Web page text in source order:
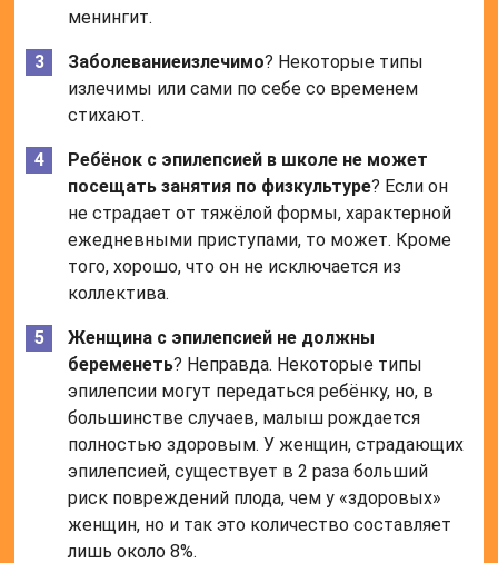
менингит.
Заболеваниеизлечимо? Некоторые типы
излечимы или сами по себе со временем
стихают.
Ребёнок с эпилепсией в школе не может
посещать занятия по физкультуре? Если он
не страдает от тяжёлой формы, характерной
ежедневными приступами, то может. Кроме
того, хорошо, что он не исключается из
коллектива.
Женщина с эпилепсией не должны
беременеть? Неправда. Некоторые типы
эпилепсии могут передаться ребёнку, но, в
большинстве случаев, малыш рождается
полностью здоровым. У женщин, страдающих
эпилепсией, существует в 2 раза больший
риск повреждений плода, чем у «здоровых»
женщин, но и так это количество составляет
лишь около 8%.